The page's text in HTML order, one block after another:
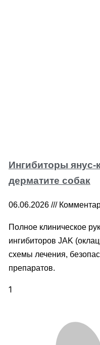
Ингибиторы янус-
дерматите собак
06.06.2026
Полное клиническое
ингибиторов JAK
схемы лечения,
препаратов.